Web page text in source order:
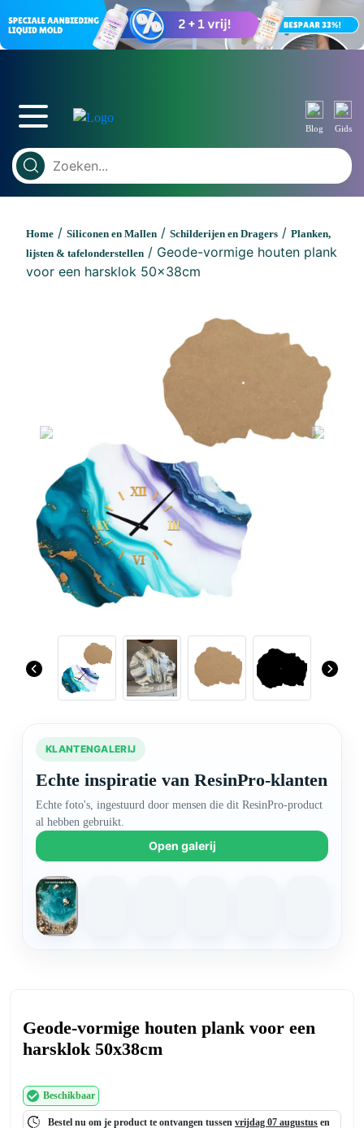
Blog Gids
Home / Siliconen en Mallen / Schilderijen en Dragers / Planken,
lijsten & tafelonderstellen / Geode-vormige houten plank
voor een harsklok 50x38cm
Previous Next
KLANTENGALERIJ
Echte inspiratie van ResinPro-klanten
Echte foto's, ingestuurd door mensen die dit ResinPro-product
al hebben gebruikt.
Open galerij
Geode-vormige houten plank voor een
harsklok 50x38cm
Beschikbaar
Bestel nu om je product te ontvangen tussen vrijdag 07 augustus en